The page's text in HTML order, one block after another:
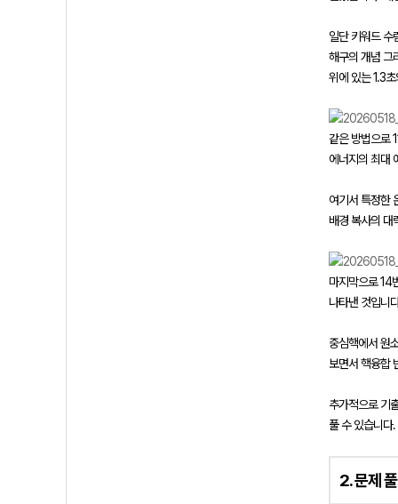
일단 키워드 수
해구의 개념 그
위에 있는 1.3
같은 방법으로
에너지의 최대
여기서 특정한
배경 복사의 대
마지막으로 14
나타낸 것입니
중심핵에서 원
보면서 핵융합
추가적으로 기
풀 수 있습니다.
2. 문제